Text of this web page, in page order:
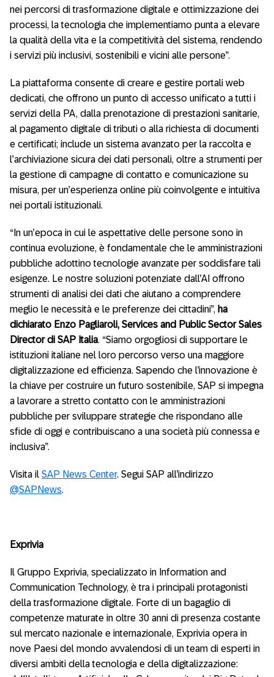
nei percorsi di trasformazione digitale e ottimizzazione dei
processi, la tecnologia che implementiamo punta a elevare
la qualità della vita e la competitività del sistema, rendendo
i servizi più inclusivi, sostenibili e vicini alle persone”.
La piattaforma consente di creare e gestire portali web
dedicati, che offrono un punto di accesso unificato a tutti i
servizi della PA, dalla prenotazione di prestazioni sanitarie,
al pagamento digitale di tributi o alla richiesta di documenti
e certificati; include un sistema avanzato per la raccolta e
l’archiviazione sicura dei dati personali, oltre a strumenti per
la gestione di campagne di contatto e comunicazione su
misura, per un’esperienza online più coinvolgente e intuitiva
nei portali istituzionali.
“In un’epoca in cui le aspettative delle persone sono in
continua evoluzione, è fondamentale che le amministrazioni
pubbliche adottino tecnologie avanzate per soddisfare tali
esigenze. Le nostre soluzioni potenziate dall’AI offrono
strumenti di analisi dei dati che aiutano a comprendere
meglio le necessità e le preferenze dei cittadini”, ha
dichiarato Enzo Pagliaroli, Services and Public Sector Sales
Director di SAP Italia. “Siamo orgogliosi di supportare le
istituzioni italiane nel loro percorso verso una maggiore
digitalizzazione ed efficienza. Sapendo che l’innovazione è
la chiave per costruire un futuro sostenibile, SAP si impegna
a lavorare a stretto contatto con le amministrazioni
pubbliche per sviluppare strategie che rispondano alle
sfide di oggi e contribuiscano a una società più connessa e
inclusiva”.
Visita il SAP News Center. Segui SAP all’indirizzo
@SAPNews.
Exprivia
Il Gruppo Exprivia, specializzato in Information and
Communication Technology, è tra i principali protagonisti
della trasformazione digitale. Forte di un bagaglio di
competenze maturate in oltre 30 anni di presenza costante
sul mercato nazionale e internazionale, Exprivia opera in
nove Paesi del mondo avvalendosi di un team di esperti in
diversi ambiti della tecnologia e della digitalizzazione: